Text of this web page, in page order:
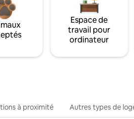
Espace de
travail pour
ordinateur
à proximité Autres types de